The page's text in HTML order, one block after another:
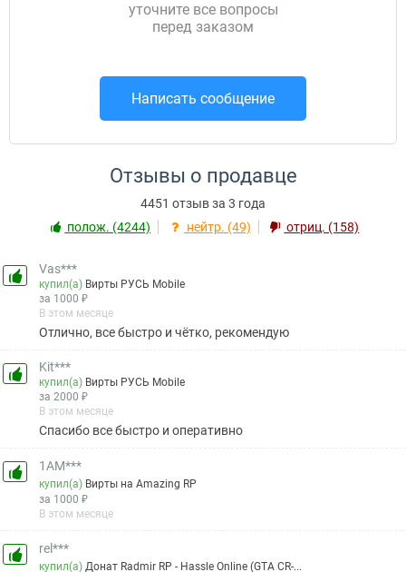
уточните все вопросы
перед заказом
Написать сообщение
Отзывы о продавце
4451 отзыв за 3 года
полож. (4244)
нейтр. (49) отриц. (158)
Vas***
купил(а) Вирты РУСЬ Mobile
за 1000 ₽
В этом месяце
Отлично, все быстро и чётко, рекомендую
Kit***
купил(а) Вирты РУСЬ Mobile
за 2000 ₽
В этом месяце
Спасибо все быстро и оперативно
1AM***
купил(а) Вирты на Amazing RP
за 1000 ₽
В этом месяце
rel***
купил(а)Донат Radmir RP - Hassle Online (GTA CR-...